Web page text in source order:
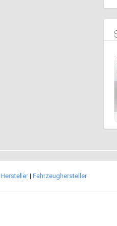
Hersteller| Fahrzeughersteller